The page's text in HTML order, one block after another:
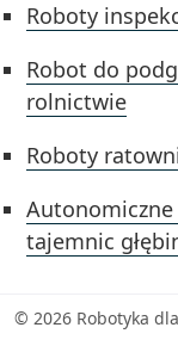
Roboty
Robot do
rolnictwie
Roboty
tajemnic
© 2026 Robotyka